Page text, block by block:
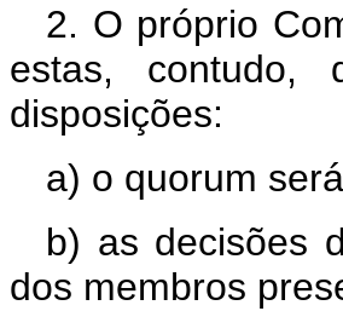
2. O próprio
estas, contudo,
disposições:
a) o quorum
b) as decisões
dos membros